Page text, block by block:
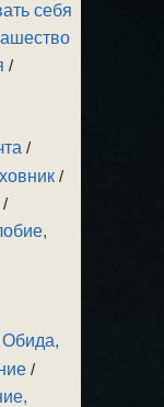
себя
/
/
/
/
Обида,
/